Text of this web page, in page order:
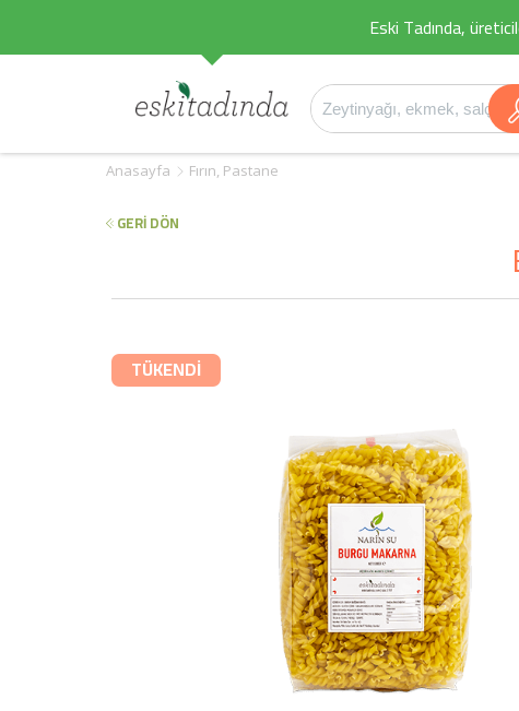
Eski Tadında,
Anasayfa Fırın, Pastane
GERİ DÖN
TÜKENDİ